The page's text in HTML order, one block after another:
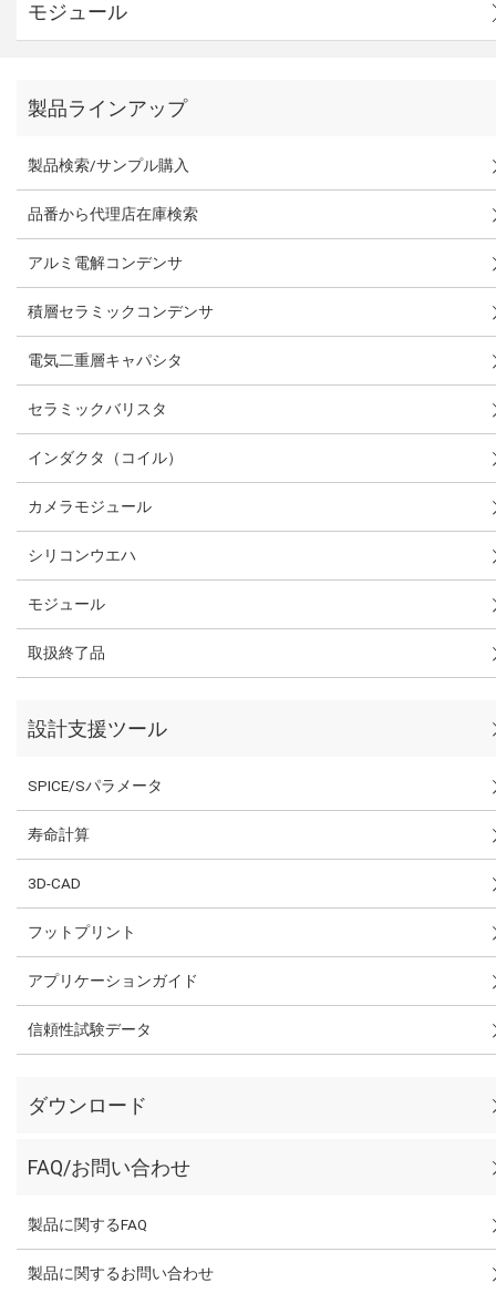
モジュール
製品ラインアップ
製品検索/サンプル購入
品番から代理店在庫検索
アルミ電解コンデンサ
積層セラミックコンデンサ
電気二重層キャパシタ
セラミックバリスタ
インダクタ（コイル）
カメラモジュール
シリコンウエハ
モジュール
取扱終了品
設計支援ツール
SPICE/Sパラメータ
寿命計算
3D-CAD
フットプリント
アプリケーションガイド
信頼性試験データ
ダウンロード
FAQ/お問い合わせ
製品に関するFAQ
製品に関するお問い合わせ